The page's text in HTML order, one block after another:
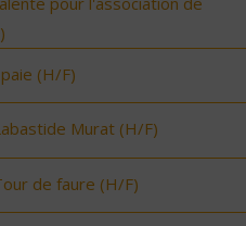
(H/F)
Murat (H/F)
de faure (H/F)